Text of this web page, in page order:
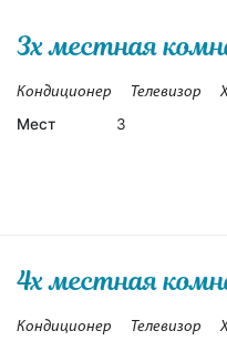
3х местная
Кондиционер Телевизор
Мест 3
4х местная
Кондиционер Телевизор